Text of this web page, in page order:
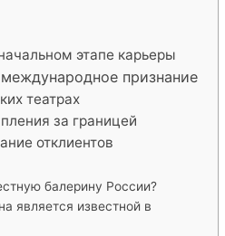
этапе карьеры
признание
театрах
за границей
отклиентов
балерину России?
является известной в